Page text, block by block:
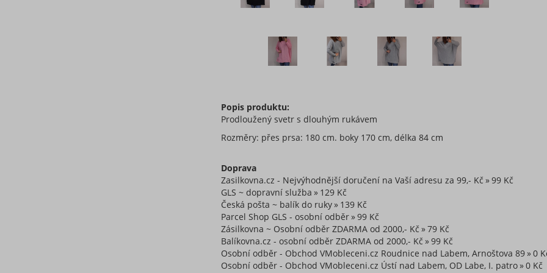
Popis produktu:
Prodloužený svetr s dlouhým rukávem
Rozměry: přes prsa: 180 cm. boky 170 cm, délka 84 cm
Doprava
Zasilkovna.cz - Nejvýhodnější doručení na Vaší adresu za 99,- Kč
99 Kč
GLS ~ dopravní služba
129 Kč
Česká pošta ~ balík do ruky
139 Kč
Parcel Shop GLS - osobní odběr
99 Kč
Zásilkovna ~ Osobní odběr ZDARMA od 2000,- Kč
79 Kč
Balíkovna.cz - osobní odběr ZDARMA od 2000,- Kč
99 Kč
Osobní odběr - Obchod VMobleceni.cz Roudnice nad Labem, Arnoštova 89
0
Osobní odběr - Obchod VMobleceni.cz Ústí nad Labem, OD Labe, I. patro
0 Kč